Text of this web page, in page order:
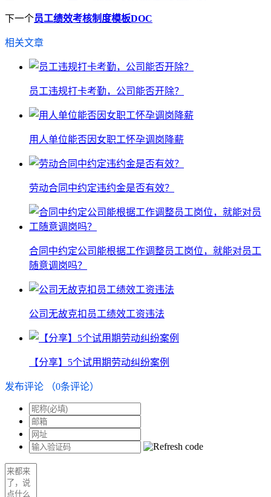
下一个员工绩效考核制度模板DOC
相关文章
员工违规打卡考勤，公司能否开除？
用人单位能否因女职工怀孕调岗降薪
劳动合同中约定违约金是否有效？
合同中约定公司能根据工作调整员工岗位，就能对员工
随意调岗吗？
公司无故克扣员工绩效工资违法
【分享】5个试用期劳动纠纷案例
发布评论 （0条评论）